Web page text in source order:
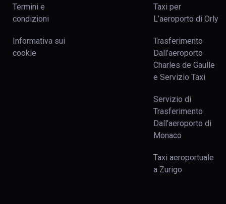
Termini e
condizioni
Informativa sui
cookie
Taxi per
L’aeroporto di Orly
Trasferimento
Dall’aeroporto
Charles de Gaulle
e Servizio Taxi
Servizio di
Trasferimento
Dall’aeroporto di
Monaco
Taxi aeroportuale
a Zurigo